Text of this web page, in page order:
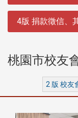
4版 捐款徵信、
桃園市校友
2 版 校友